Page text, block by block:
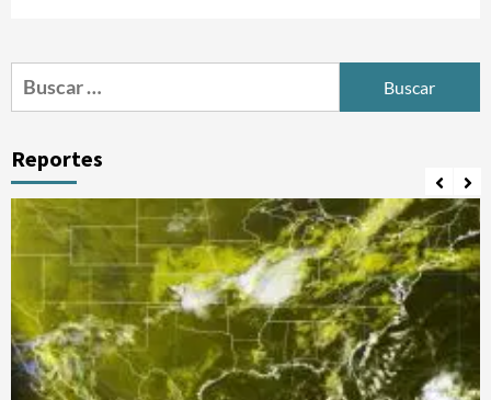
Buscar:
Reportes